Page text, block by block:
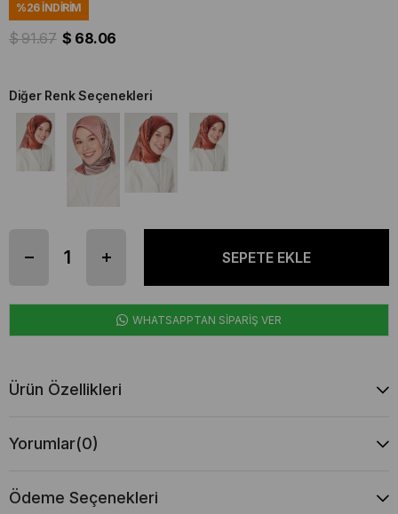
%26İNDIRIM
$ 91.67 $ 68.06
Diğer Renk Seçenekleri
WHATSAPPTAN SİPARİŞ VER
Ürün Özellikleri
Yorumlar(0)
Ödeme Seçenekleri